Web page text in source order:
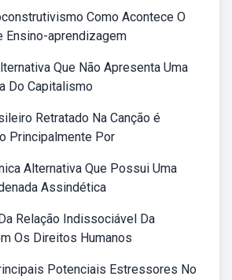
Como Acontece O
Ensino-aprendizagem
Que Não Apresenta Uma
Do Capitalismo
Retratado Na Canção é
Principalmente Por
Alternativa Que Possui Uma
Assindética
Relação Indissociável Da
Os Direitos Humanos
Potenciais Estressores No